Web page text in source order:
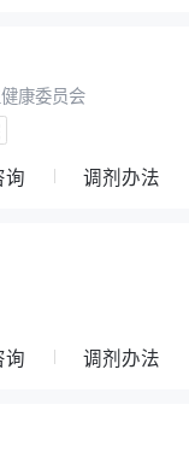
康委员会
询 调剂办法
询 调剂办法